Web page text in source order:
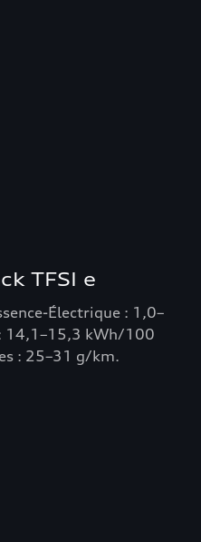
TFSI e
Électrique : 1,0–
14,1–15,3 kWh/100
: 25–31 g/km.